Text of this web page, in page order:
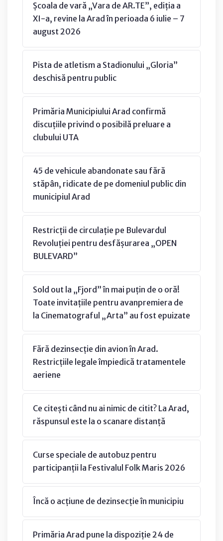
Școala de vară „Vara de AR.TE”, ediția a
XI-a, revine la Arad în perioada 6 iulie – 7
august 2026
Pista de atletism a Stadionului „Gloria”
deschisă pentru public
Primăria Municipiului Arad confirmă
discuțiile privind o posibilă preluare a
clubului UTA
45 de vehicule abandonate sau fără
stăpân, ridicate de pe domeniul public din
municipiul Arad
Restricții de circulație pe Bulevardul
Revoluției pentru desfășurarea „OPEN
BULEVARD”
Sold out la „Fjord” în mai puțin de o oră!
Toate invitațiile pentru avanpremiera de
la Cinematograful „Arta” au fost epuizate
Fără dezinsecție din avion în Arad.
Restricțiile legale împiedică tratamentele
aeriene
Ce citești când nu ai nimic de citit? La Arad,
răspunsul este la o scanare distanță
Curse speciale de autobuz pentru
participanții la Festivalul Folk Maris 2026
Încă o acțiune de dezinsecție în municipiu
Primăria Arad pune la dispoziție 24 de